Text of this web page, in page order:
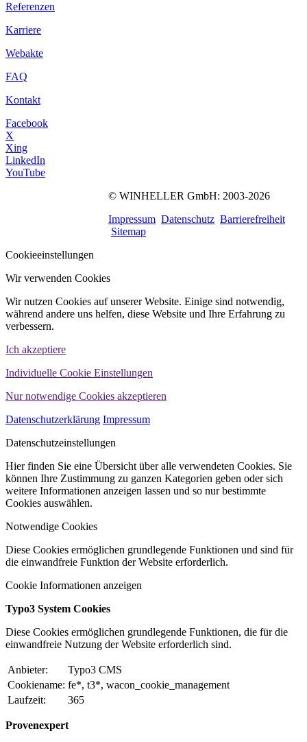
Referenzen
Karriere
Webakte
FAQ
Kontakt
Facebook
X
Xing
LinkedIn
YouTube
WINHELLER GmbH
© WINHELLER GmbH: 2003-2026
Impressum Datenschutz Barrierefreiheit
Sitemap
Cookieeinstellungen
Wir verwenden Cookies
Wir nutzen Cookies auf unserer Website. Einige sind notwendig,
während andere uns helfen, diese Website und Ihre Erfahrung zu
verbessern.
Ich akzeptiere
Individuelle Cookie Einstellungen
Nur notwendige Cookies akzeptieren
Datenschutzerklärung Impressum
Datenschutzeinstellungen
Hier finden Sie eine Übersicht über alle verwendeten Cookies. Sie
können Ihre Zustimmung zu ganzen Kategorien geben oder sich
weitere Informationen anzeigen lassen und so nur bestimmte
Cookies auswählen.
Notwendige Cookies
Diese Cookies ermöglichen grundlegende Funktionen und sind für
die einwandfreie Funktion der Website erforderlich.
Cookie Informationen anzeigen
Typo3 System Cookies
Diese Cookies ermöglichen grundlegende Funktionen, die für die
einwandfreie Nutzung der Website erforderlich sind.
Anbieter:
Typo3 CMS
Cookiename: fe*, t3*, wacon_cookie_management
Laufzeit:
365
Provenexpert